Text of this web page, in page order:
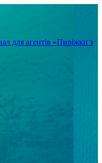
для агентів «Пиріжки з